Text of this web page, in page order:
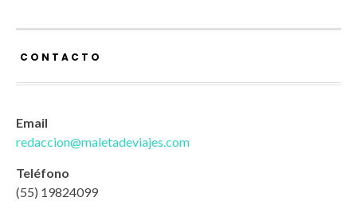
CONTACTO
Email
redaccion@maletadeviajes.com
Teléfono
(55) 19824099